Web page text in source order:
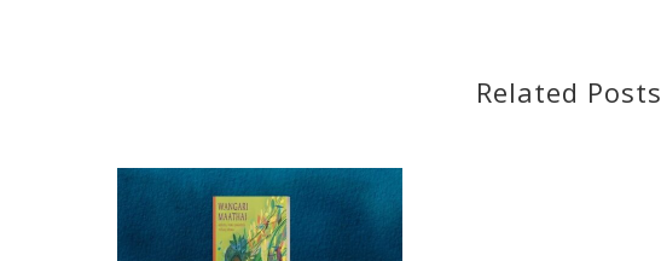
Related Posts